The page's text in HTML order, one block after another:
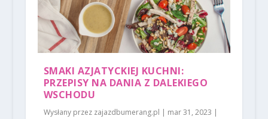
SMAKI AZJATYCKIEJ KUCHNI:
PRZEPISY NA DANIA Z DALEKIEGO
WSCHODU
Wysłany przez zajazdbumerang.pl | mar 31, 2023 |